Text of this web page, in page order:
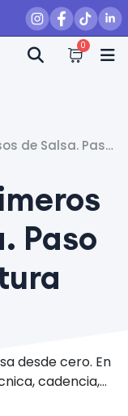
0
de Salsa. Paso
Paso
desde cero. En
cadencia,